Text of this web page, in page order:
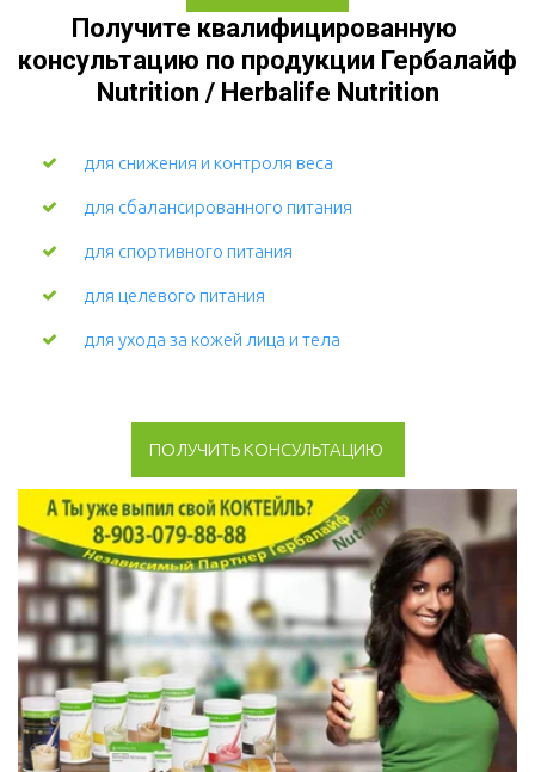
Получите квалифицированную
консультацию по продукции Гербалайф
Nutrition / Herbalife Nutrition
для снижения и контроля веса
для сбалансированного питания
для спортивного питания
для целевого питания
для ухода за кожей лица и тела
ПОЛУЧИТЬ КОНСУЛЬТАЦИЮ